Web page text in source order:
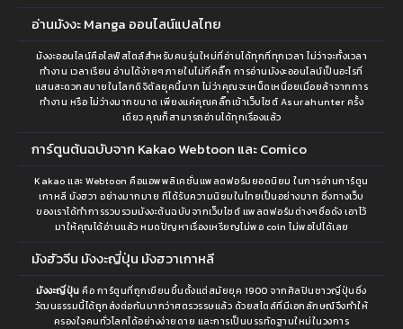
อ่านมังงะ Manga ออนไลน์แปลไทย
ม้งงะออนไลน์คือไลฟ์สไตล์สำหรับคนรุ่นใหม่ที่อ่านได้ทุกที่ทุกเวลา ไม่ว่าจะทั้งเวลา
ทำงาน เวลาเรียน อ่านได้ง่ายๆภายในไม่กี่คลิ๊ก การอ่านมังงะออนไลน์เป็นอะไรที่
แสนสะดวกสบายในโลกดิจิตัลยุคนี้มาก ไม่ว่าคุณจะเหน็ดเหนื่อยเมื่อยล้าจากการ
ทำงาน หรือ ไม่ว่างมากขนาด เพียงแค่คุณคลิ๊กเข้าเว็บไซต์ Asurahunter ครั้ง
เดียว คุณก็สามารถอ่านได้ทุกเรื่องแล้ว
การ์ตูนต้นฉบับจาก Kakao Webtoon และ Comico
Kakao และ Webtoon คือแอพพลิเคชั่นแพลตฟอร์มยอดนิยม ในการอ่านการ์ตูน
เกาหลี มังฮวา อย่างมากมาย ทีได้รับความนิยมในไทยเป็นอย่างมาก ซึ่งทางเว็บ
ของเราได้ทำการรวบรวมมังงะต้นฉบับจากเว็บไซต์ แพลตฟอร์มต่างๆชื่อดัง เอาไว้
มาให้คุณได้อ่านแล้ว หมดปัญหาเรื่องเหรียญไม่พอ coin ไม่พอไปได้เลย
มังฮัวจีน มังงะญี่ปุ่น มังฮวาเกาหลี
มังงะญี่ปุ่น คือ การ์ตูนที่ถูกเขียนขึ้นตั้งแต่สมัยยุค 1900 จากศิลปินชาวญี่ปุ่นซึ่ง
วัฒนธรรมนี้ได้ถูกส่งต่อกันมากว่าศตรวรรษแล้ว ด้วยสไตล์ที่มีเอกลักษณ์จึงทำให้
ครองใจคนทั่วโลกได้อย่างง่ายดาย และการเป็นบรรทัดฐานใหม่ในวงการ